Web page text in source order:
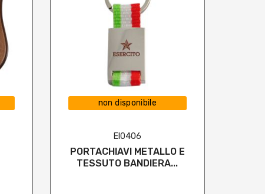
non disponibile
EI0406
PORTACHIAVI METALLO E
TESSUTO BANDIERA...